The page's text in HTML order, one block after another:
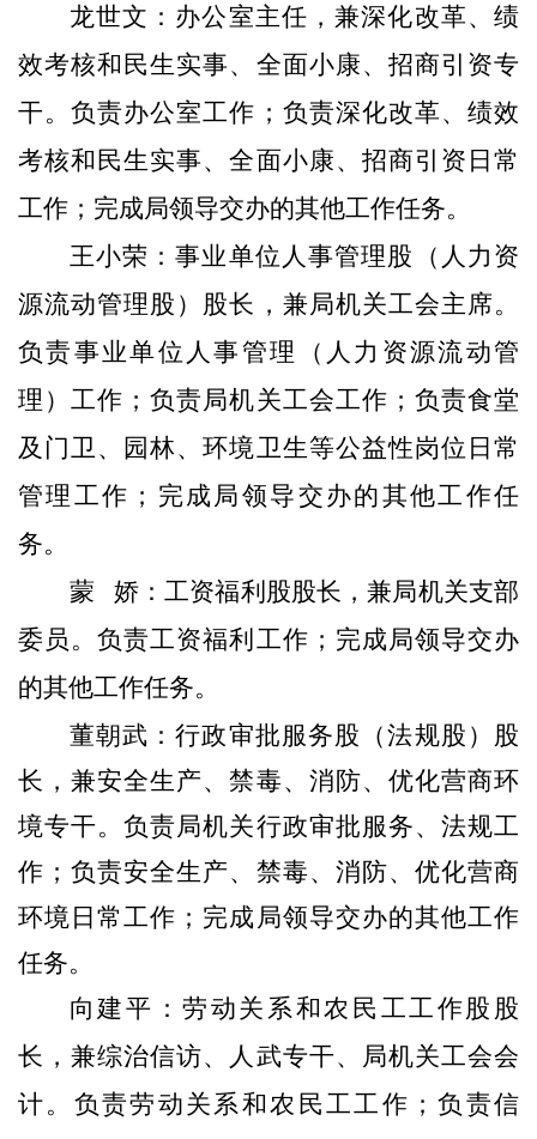
龙世文 ： 办公室主任 ，兼深化改革、绩
效考核和民生实事、全面小康、招商引资专
干。负责办公室工作；负责深化改革、绩效
考核和民生实事、全面小康、招商引资 日常
工作； 完成局领导交办的其他工作任务。
王小荣：事业单位人事管理 股
（人力资
源流动管理股）股长，兼局机关工会主席。
负责事业单位人事管理（人力资源流动管
理）工作；负责局机关工会工作；负责食堂
及门卫、园林、环境卫生等公益性岗位日常
管理工作； 完成局领导交办的其他工作任
务。
蒙
娇 ：工资福利股股长，兼局机关支部
委员 。负责工资福利工作；完成局领导交办
的其他工作任务。
董朝武：行政审批服务股 （法规股） 股
长，兼安全生产、禁毒、消防、优化营商环
境专干。负责局机关行政审批服务、法规工
作；负责安全生产、禁毒、消防、优化营商
环境 日常工作；完成局领导交办的其他工作
任务。
向建平 ：劳动关系和农民工工作股股
长 ，兼综治信访、人武专干、局机关工会会
计。 负责劳动关系和农民工工作；负责信